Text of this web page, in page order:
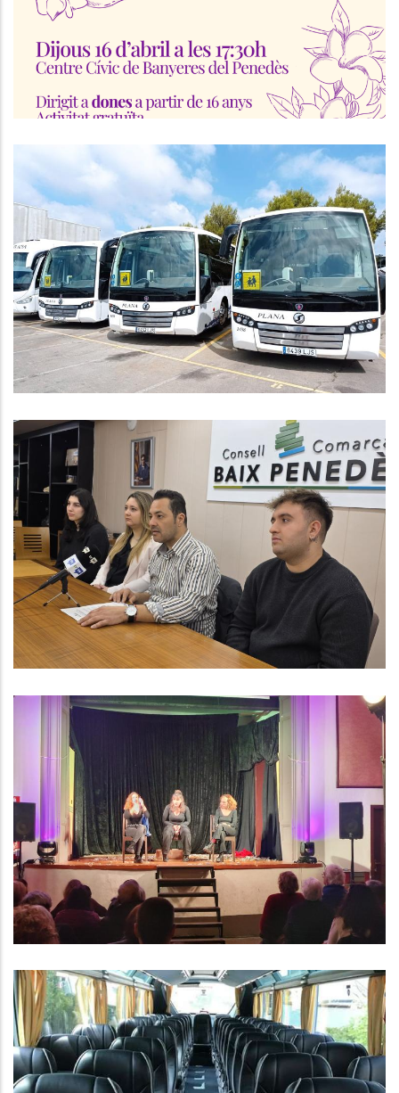
Presentació De Sol·licituds
Transport Escolar Infantil,
Primària, ESO I Estudis Post-
Obligatoris
Educació
El Consell Comarcal Del Baix
Penedès Contracta Tres Persones
En El Marc Del Programa Joves En
Pràctiques 2025
Joventut,Ocupació
Acte Comarcal Amb Motiu Del 8M
S. socials
Subvenció De La Diputació De
Tarragona Per Al Programa De